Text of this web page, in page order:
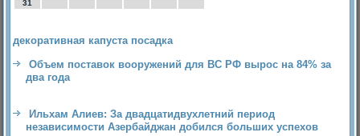
31
декоративная капуста посадка
Объем поставок вооружений для ВС РФ вырос на 84% за
два года
Ильхам Алиев: За двадцатидвухлетний период
независимости Азербайджан добился больших успехов